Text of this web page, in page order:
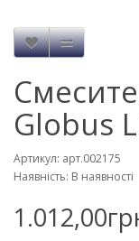
Globus
Артикул: арт.002175
Наявність: В наявності